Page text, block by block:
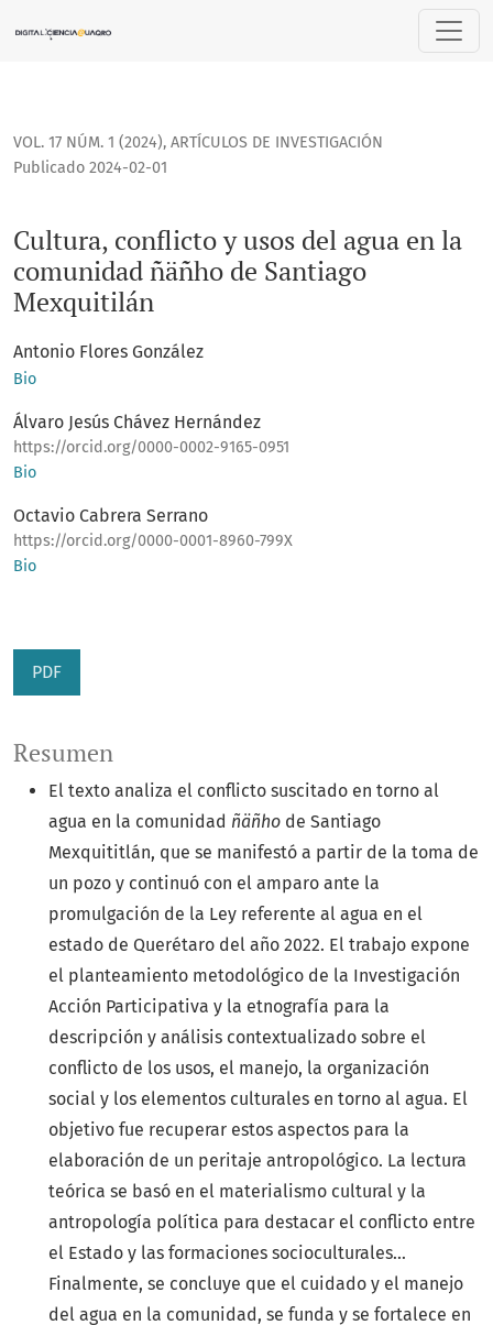
Cultura, conflicto y usos del agua en la comunidad ñäñho
VOL. 17 NÚM. 1 (2024), ARTÍCULOS DE INVESTIGACIÓN
Cultura, conflicto y usos del agua en la
comunidad ñäñho de Santiago
Mexquitilán
Publicado 2024-02-01
Antonio Flores González
Bio
Álvaro Jesús Chávez Hernández
https://orcid.org/0000-0002-9165-0951
Bio
Octavio Cabrera Serrano
https://orcid.org/0000-0001-8960-799X
Bio
PDF
Resumen
El texto analiza el conflicto suscitado en torno al
agua en la comunidad ñäñho de Santiago
Mexquititlán, que se manifestó a partir de la toma de
un pozo y continuó con el amparo ante la
promulgación de la Ley referente al agua en el
estado de Querétaro del año 2022. El trabajo expone
el planteamiento metodológico de la Investigación
Acción Participativa y la etnografía para la
descripción y análisis contextualizado sobre el
conflicto de los usos, el manejo, la organización
social y los elementos culturales en torno al agua. El
objetivo fue recuperar estos aspectos para la
elaboración de un peritaje antropológico. La lectura
teórica se basó en el materialismo cultural y la
antropología política para destacar el conflicto entre
el Estado y las formaciones socioculturales…
Finalmente, se concluye que el cuidado y el manejo
del agua en la comunidad, se funda y se fortalece en